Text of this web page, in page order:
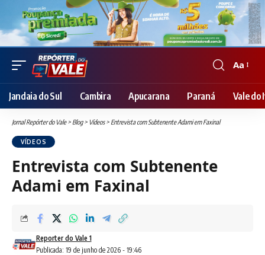
Font
Resizer
Aa
Jandaia do Sul Cambira Apucarana Paraná Vale do
Jornal Repórter do Vale> Blog> Vídeos> Entrevista com Subtenente Adami em Faxinal
VÍDEOS
Entrevista com Subtenente
Adami em Faxinal
Publicada: 19 de junho de 2026 - 19:46
Reporter do Vale 1